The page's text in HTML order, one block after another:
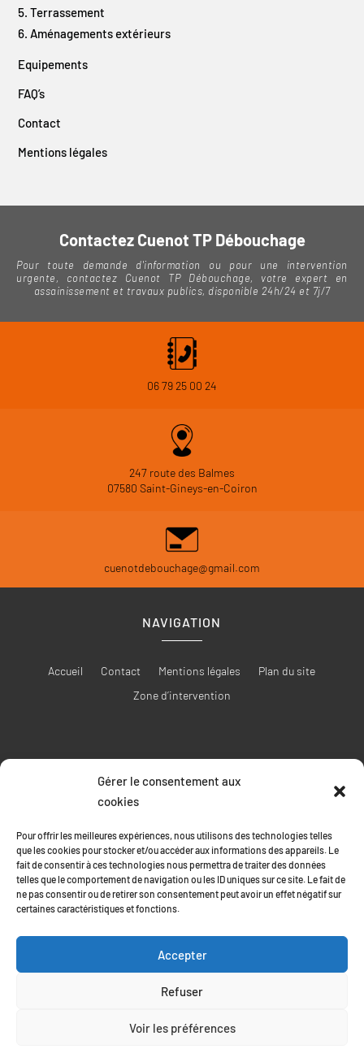
Gérer le consentement aux
cookies
Pour offrir les meilleures expériences, nous utilisons des technologies telles
que les cookies pour stocker et/ou accéder aux informations des appareils. Le
fait de consentir à ces technologies nous permettra de traiter des données
telles que le comportement de navigation ou les ID uniques sur ce site. Le fait de
ne pas consentir ou de retirer son consentement peut avoir un effet négatif sur
certaines caractéristiques et fonctions.
Accepter
Refuser
Voir les préférences
Terrassement
Aménagements extérieurs
Equipements
FAQ’s
Contact
Mentions légales
Contactez Cuenot TP Débouchage
Pour toute demande d'information ou pour une intervention
urgente, contactez Cuenot TP Débouchage, votre expert en
assainissement et travaux publics, disponible 24h/24 et 7j/7
06 79 25 00 24
247 route des Balmes
07580 Saint-Gineys-en-Coiron
cuenotdebouchage@gmail.com
NAVIGATION
Accueil Contact Mentions légales
Plan du site
Zone d’intervention
RÉALISATION
Débouchage canalisation en Ardèche